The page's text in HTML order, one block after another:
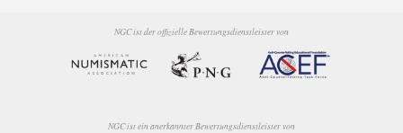
NGC ist der offizielle Bewertungsdienstleister von
NGC ist ein anerkannter Bewertungsdienstleister von